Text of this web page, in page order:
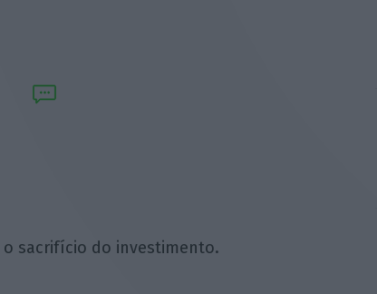
sacrifício do investimento.